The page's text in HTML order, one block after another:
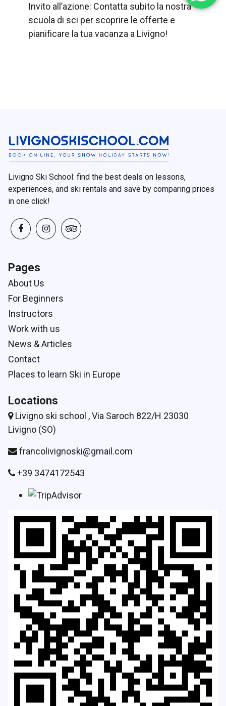
Invito all’azione: Contatta subito la nostra
scuola di sci per scoprire le offerte e
pianificare la tua vacanza a Livigno!
Livigno Ski School: find the best deals on lessons,
experiences, and ski rentals and save by comparing prices
in one click!
Pages
About Us
For Beginners
Instructors
Work with us
News & Articles
Contact
Places to learn Ski in Europe
Locations
Livigno ski school , Via Saroch 822/H 23030
Livigno (SO)
francolivignoski@gmail.com
+39 3474172543